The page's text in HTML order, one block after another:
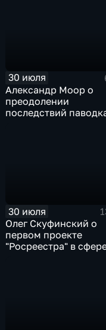
30 июля
Александр Моор о
преодолении
последствий
30 июля
Олег Скуфинский о
первом проекте
"Росреестра" в